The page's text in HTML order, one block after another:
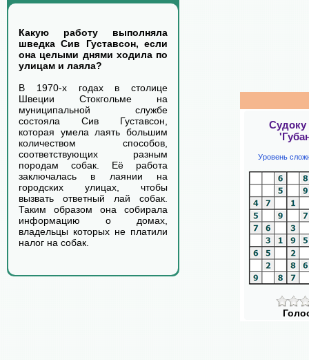
Какую работу выполняла
шведка Сив Густавсон, если
она целыми днями ходила по
улицам и лаяла?
В 1970-х годах в столице
Швеции Стокгольме на
муниципальной службе
состояла Сив Густавсон,
которая умела лаять большим
количеством способов,
соответствующих разным
породам собак. Её работа
заключалась в лаянии на
городских улицах, чтобы
вызвать ответный лай собак.
Таким образом она собирала
информацию о домах,
владельцы которых не платили
налог на собак.
Уровень